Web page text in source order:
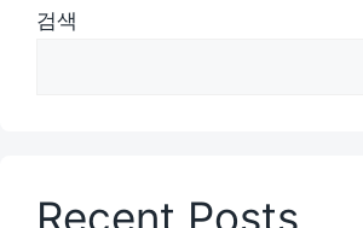
검색
Recent Posts